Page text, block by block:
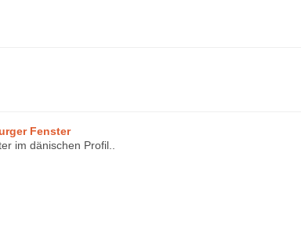
Fenster
im dänischen Profil..